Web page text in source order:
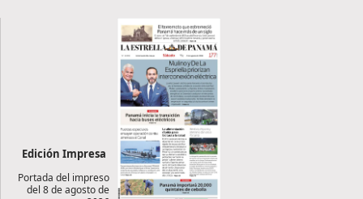
Edición Impresa
Portada del impreso
del 8 de agosto de